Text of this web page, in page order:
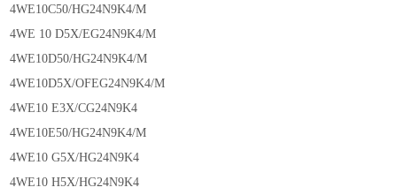
4WE10C50/HG24N9K4/M
4WE 10 D5X/EG24N9K4/M
4WE10D50/HG24N9K4/M
4WE10D5X/OFEG24N9K4/M
4WE10 E3X/CG24N9K4
4WE10E50/HG24N9K4/M
4WE10 G5X/HG24N9K4
4WE10 H5X/HG24N9K4